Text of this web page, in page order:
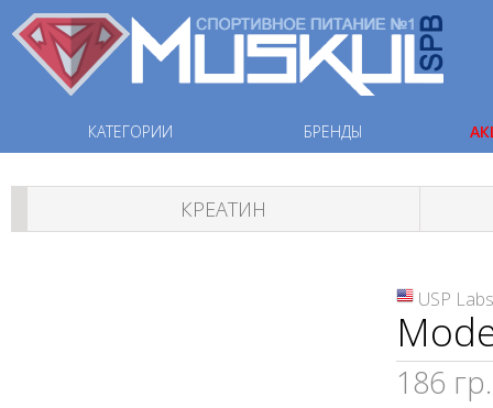
КАТЕГОРИИ БРЕНДЫ
КРЕАТИН
USP Labs
186 гр.